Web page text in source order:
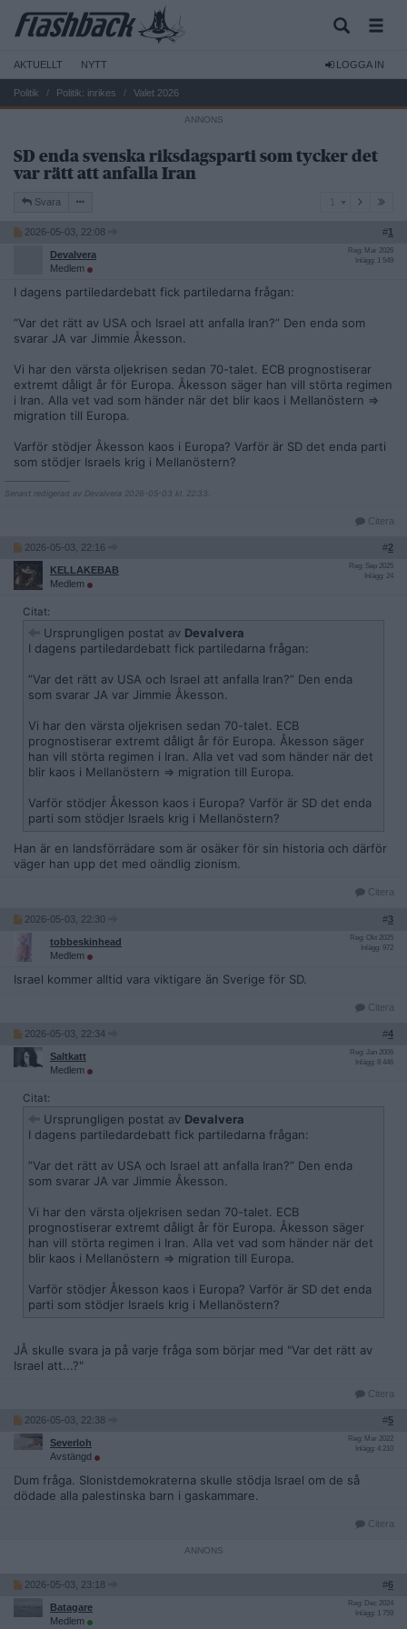
AKTUELLT NYTT LOGGA IN
Politik Politik: inrikes Valet 2026
SD enda svenska riksdagsparti som tycker det
var rätt att anfalla Iran
Svara
2026-05-03, 22:08 #1
Devalvera
Medlem
Reg: Mar 2026
Inlägg: 1 549
I dagens partiledardebatt fick partiledarna frågan:
”Var det rätt av USA och Israel att anfalla Iran?” Den enda som
svarar JA var Jimmie Åkesson.
Vi har den värsta oljekrisen sedan 70-talet. ECB prognostiserar
extremt dåligt år för Europa. Åkesson säger han vill störta regimen
i Iran. Alla vet vad som händer när det blir kaos i Mellanöstern =>
migration till Europa.
Varför stödjer Åkesson kaos i Europa? Varför är SD det enda parti
som stödjer Israels krig i Mellanöstern?
Senast redigerad av Devalvera 2026-05-03 kl. 22:33.
Citera
2026-05-03, 22:16 #2
KELLAKEBAB
Medlem
Reg: Sep 2025
Inlägg: 24
Citat:
Ursprungligen postat av Devalvera
I dagens partiledardebatt fick partiledarna frågan:
”Var det rätt av USA och Israel att anfalla Iran?” Den enda
som svarar JA var Jimmie Åkesson.
Vi har den värsta oljekrisen sedan 70-talet. ECB
prognostiserar extremt dåligt år för Europa. Åkesson säger
han vill störta regimen i Iran. Alla vet vad som händer när det
blir kaos i Mellanöstern => migration till Europa.
Varför stödjer Åkesson kaos i Europa? Varför är SD det enda
parti som stödjer Israels krig i Mellanöstern?
Han är en landsförrädare som är osäker för sin historia och därför
väger han upp det med oändlig zionism.
Citera
2026-05-03, 22:30 #3
tobbeskinhead
Medlem
Reg: Okt 2025
Inlägg: 972
Israel kommer alltid vara viktigare än Sverige för SD.
Citera
2026-05-03, 22:34 #4
Saltkatt
Medlem
Reg: Jan 2006
Inlägg: 8 446
Citat:
Ursprungligen postat av Devalvera
I dagens partiledardebatt fick partiledarna frågan:
”Var det rätt av USA och Israel att anfalla Iran?” Den enda
som svarar JA var Jimmie Åkesson.
Vi har den värsta oljekrisen sedan 70-talet. ECB
prognostiserar extremt dåligt år för Europa. Åkesson säger
han vill störta regimen i Iran. Alla vet vad som händer när det
blir kaos i Mellanöstern => migration till Europa.
Varför stödjer Åkesson kaos i Europa? Varför är SD det enda
parti som stödjer Israels krig i Mellanöstern?
JÅ skulle svara ja på varje fråga som börjar med "Var det rätt av
Israel att...?"
Citera
2026-05-03, 22:38 #5
Severloh
Avstängd
Reg: Mar 2022
Inlägg: 4 210
Dum fråga. SIonistdemokraterna skulle stödja Israel om de så
dödade alla palestinska barn i gaskammare.
Citera
2026-05-03, 23:18 #6
Batagare
Medlem
Reg: Dec 2024
Inlägg: 1 759